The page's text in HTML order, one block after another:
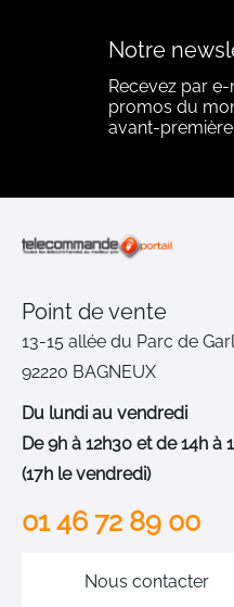
Notre
Recevez par
promos du
avant-première
Point de vente
13-15 allée du Parc de
92220 BAGNEUX
Du lundi au vendredi
De 9h à 12h30 et de 14h à
(17h le vendredi)
01 46 72 89 00
Nous contacter